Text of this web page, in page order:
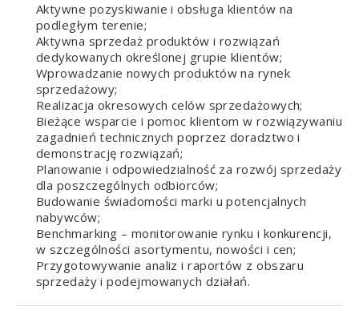
Aktywne pozyskiwanie i obsługa klientów na
podległym terenie;
Aktywna sprzedaż produktów i rozwiązań
dedykowanych określonej grupie klientów;
Wprowadzanie nowych produktów na rynek
sprzedażowy;
Realizacja okresowych celów sprzedażowych;
Bieżące wsparcie i pomoc klientom w rozwiązywaniu
zagadnień technicznych poprzez doradztwo i
demonstrację rozwiązań;
Planowanie i odpowiedzialność za rozwój sprzedaży
dla poszczególnych odbiorców;
Budowanie świadomości marki u potencjalnych
nabywców;
Benchmarking – monitorowanie rynku i konkurencji,
w szczególności asortymentu, nowości i cen;
Przygotowywanie analiz i raportów z obszaru
sprzedaży i podejmowanych działań.